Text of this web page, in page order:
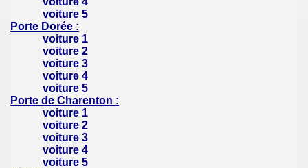
voiture 5
Porte Dorée :
voiture 1
voiture 2
voiture 3
voiture 4
voiture 5
Porte de Charenton :
voiture 1
voiture 2
voiture 3
voiture 4
voiture 5